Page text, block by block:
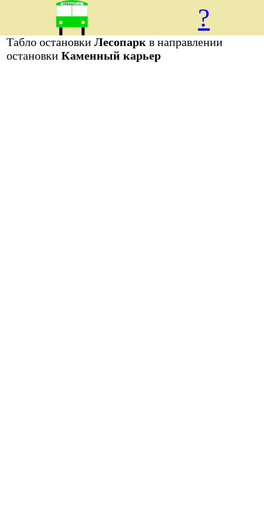
?
Табло остановкиЛесопаркв направлении
остановкиКаменный карьер